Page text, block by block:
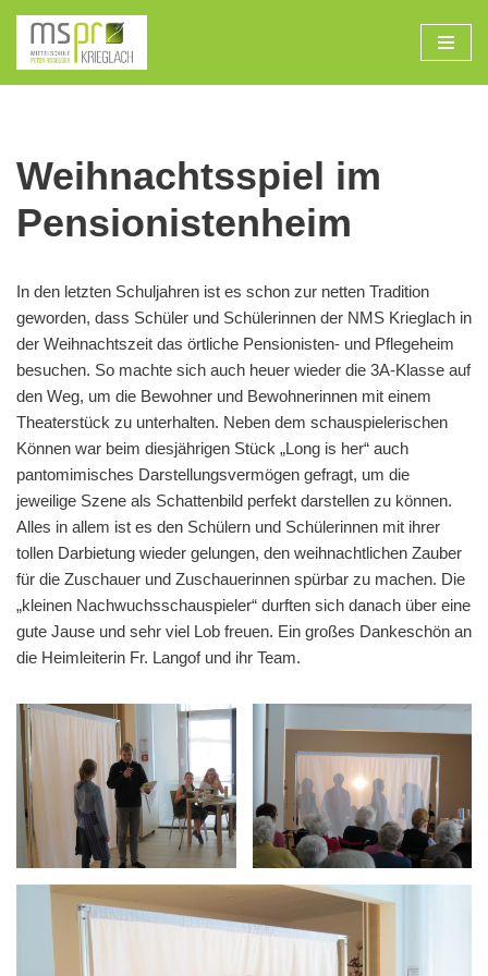
Zum
Inhalt
Weihnachtsspiel im
Pensionistenheim
In den letzten Schuljahren ist es schon zur netten Tradition
geworden, dass Schüler und Schülerinnen der NMS Krieglach in
der Weihnachtszeit das örtliche Pensionisten- und Pflegeheim
besuchen. So machte sich auch heuer wieder die 3A-Klasse auf
den Weg, um die Bewohner und Bewohnerinnen mit einem
Theaterstück zu unterhalten. Neben dem schauspielerischen
Können war beim diesjährigen Stück „Long is her“ auch
pantomimisches Darstellungsvermögen gefragt, um die
jeweilige Szene als Schattenbild perfekt darstellen zu können.
Alles in allem ist es den Schülern und Schülerinnen mit ihrer
tollen Darbietung wieder gelungen, den weihnachtlichen Zauber
für die Zuschauer und Zuschauerinnen spürbar zu machen. Die
„kleinen Nachwuchsschauspieler“ durften sich danach über eine
gute Jause und sehr viel Lob freuen. Ein großes Dankeschön an
die Heimleiterin Fr. Langof und ihr Team.